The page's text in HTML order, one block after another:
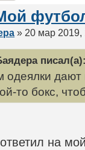
» 20 мар 2019,
писал(а):
одеялки
то бокс,
на